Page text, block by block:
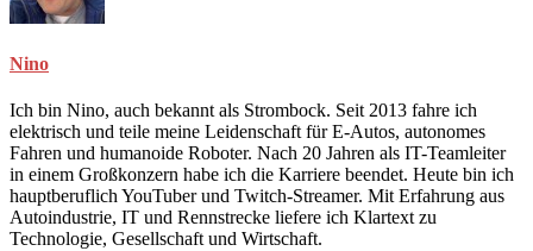
Nino
Ich bin Nino, auch bekannt als Strombock. Seit 2013 fahre ich
elektrisch und teile meine Leidenschaft für E-Autos, autonomes
Fahren und humanoide Roboter. Nach 20 Jahren als IT-Teamleiter
in einem Großkonzern habe ich die Karriere beendet. Heute bin ich
hauptberuflich YouTuber und Twitch-Streamer. Mit Erfahrung aus
Autoindustrie, IT und Rennstrecke liefere ich Klartext zu
Technologie, Gesellschaft und Wirtschaft.